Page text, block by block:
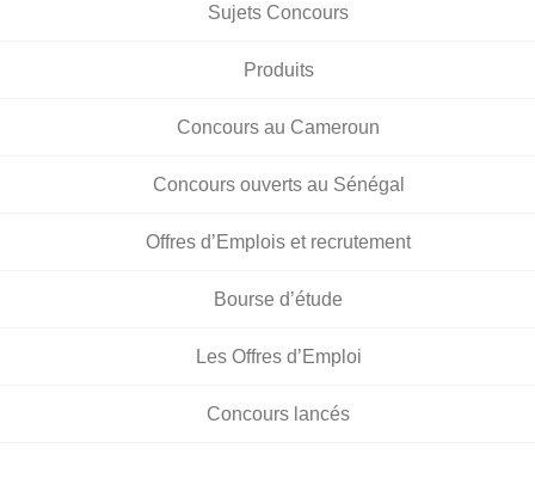
Sujets Concours
Produits
Concours au Cameroun
Concours ouverts au Sénégal
Offres d’Emplois et recrutement
Bourse d’étude
Les Offres d’Emploi
Concours lancés